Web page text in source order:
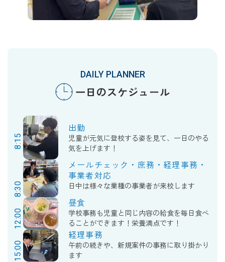
DAILY PLANNER
一日のスケジュール
8:15
出勤
児童が元気に登校する姿を見て、一日のやる
気を上げます！
8:30
メールチェック・庶務・経理事務・
事業者対応
日中は様々な業種の事業者が来校します
12:00
昼食
学校事務も児童と同じ内容の給食を毎日食べ
ることができます！栄養満点です！
15:00
経理事務
午前の続きや、新規案件の事務に取り掛かり
ます